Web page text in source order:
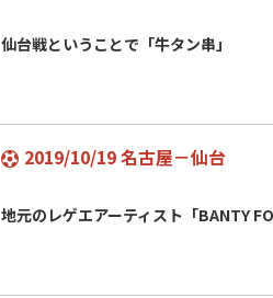
仙台戦ということで「牛タン串」
2019/10/19 名古屋－仙台
地元のレゲエアーティスト「BANTY